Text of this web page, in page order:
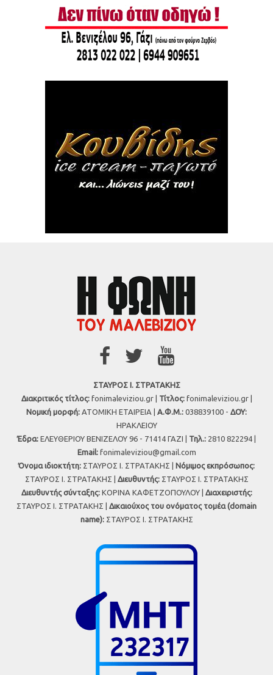
ΣΤΑΥΡΟΣ Ι. ΣΤΡΑΤΑΚΗΣ
Διακριτικός τίτλος:fonimaleviziou.gr | Τίτλος:fonimaleviziou.gr |
Νομική μορφή: ΑΤΟΜΙΚΗ ΕΤΑΙΡΕΙΑ | Α.Φ.Μ.: 038839100 - ΔΟΥ:
ΗΡΑΚΛΕΙΟΥ
Έδρα: ΕΛΕΥΘΕΡΙΟΥ ΒΕΝΙΖΕΛΟΥ 96 - 71414 ΓΑΖΙ | Τηλ.: 2810 822294 |
Εmail: fonimaleviziou@gmail.com
Όνομα ιδιοκτήτη: ΣΤΑΥΡΟΣ Ι. ΣΤΡΑΤΑΚΗΣ | Νόμιμος εκπρόσωπος:
ΣΤΑΥΡΟΣ Ι. ΣΤΡΑΤΑΚΗΣ | Διευθυντής:ΣΤΑΥΡΟΣ Ι. ΣΤΡΑΤΑΚΗΣ
Διευθυντής σύνταξης:ΚΟΡΙΝΑ ΚΑΦΕΤΖΟΠΟΥΛΟΥ | Διαχειριστής:
ΣΤΑΥΡΟΣ Ι. ΣΤΡΑΤΑΚΗΣ | Δικαιούχος του ονόματος τομέα (domain
name):ΣΤΑΥΡΟΣ Ι. ΣΤΡΑΤΑΚΗΣ